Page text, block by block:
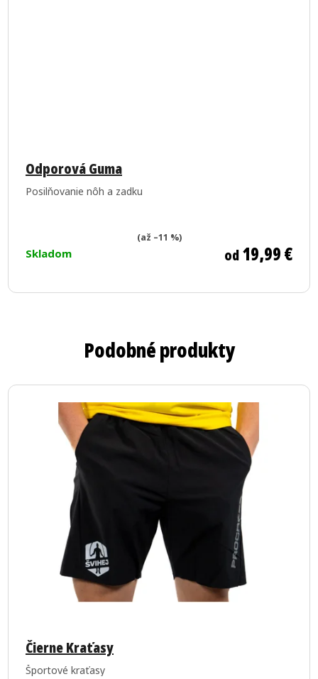
Odporová Guma
Posilňovanie nôh a zadku
hodnotenie
produktu
5
Skladom od19,99 €
(až –11 %)
Podobné produkty
Čierne Kraťasy
Športové kraťasy